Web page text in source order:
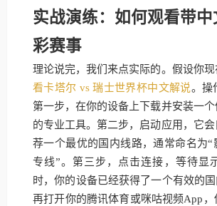
实战演练：如何观看带
彩赛事
理论说完，我们来点实际的。假设你现
看卡塔尔 vs 瑞士世界杯中文解说。操
第一步，在你的设备上下载并安装一个
的专业工具。第二步，启动应用，它
荐一个最优的国内线路，通常命名为“
专线”。第三步，点击连接，等待显
时，你的设备已经获得了一个有效的国
再打开你的腾讯体育或咪咕视频App